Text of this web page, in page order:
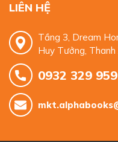
LIÊN HỆ
Tầng 3, Dream
Huy Tưởng, Thanh
0932 329 959